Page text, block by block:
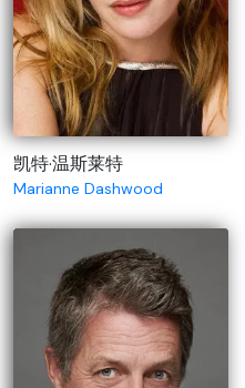
凯特·温斯莱特
Marianne Dashwood